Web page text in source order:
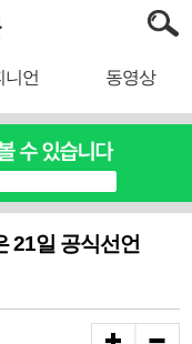
니언 동영상
21일 공식선언